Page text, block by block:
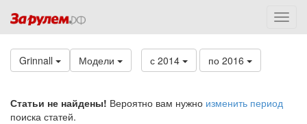
Grinnall Модели с 2014 по 2016
Статьи не найдены! Вероятно вам нужно изменить период
поиска статей.